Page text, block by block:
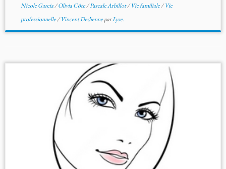
Nicole Garcia/Olivia Côte/Pascale Arbillot/Vie familiale/Vie
professionnelle/Vincent DedienneparLyse.